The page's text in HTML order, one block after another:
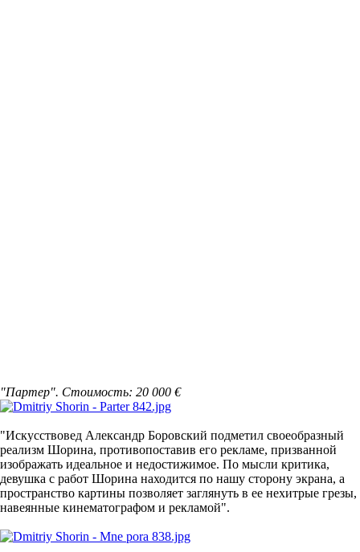
"Партер". Стоимость: 20 000 €
"Искусствовед Александр Боровский подметил своеобразный
реализм Шорина, противопоставив его рекламе, призванной
изображать идеальное и недостижимое. По мысли критика,
девушка с работ Шорина находится по нашу сторону экрана, а
пространство картины позволяет заглянуть в ее нехитрые грезы,
навеянные кинематографом и рекламой".